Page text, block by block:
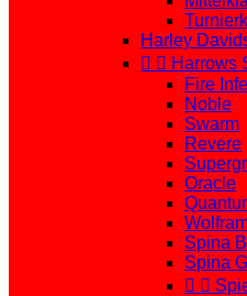
Harley
  Harrows
Fire
Noble
Swarm
Revere
Oracle
Spina
Spina
 